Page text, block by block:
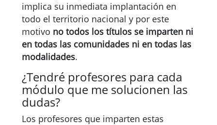
implica su inmediata implantación en
todo el territorio nacional y por este
motivo no todos los títulos se imparten ni
en todas las comunidades ni en todas las
modalidades.
¿Tendré profesores para cada
módulo que me solucionen las
dudas?
Los profesores que imparten estas